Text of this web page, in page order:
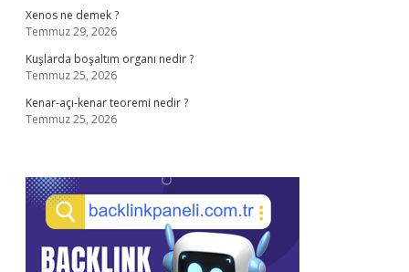
Xenos ne demek ?
Temmuz 29, 2026
Kuşlarda boşaltım organı nedir ?
Temmuz 25, 2026
Kenar-açı-kenar teoremi nedir ?
Temmuz 25, 2026